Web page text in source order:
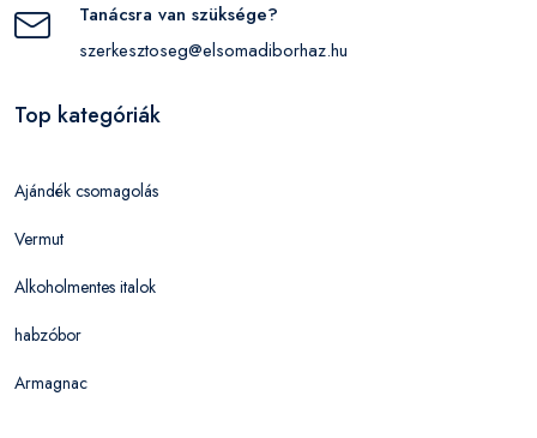
Tanácsra van szüksége?
szerkesztoseg@elsomadiborhaz.hu
Top kategóriák
Ajándék csomagolás
Vermut
Alkoholmentes italok
habzóbor
Armagnac